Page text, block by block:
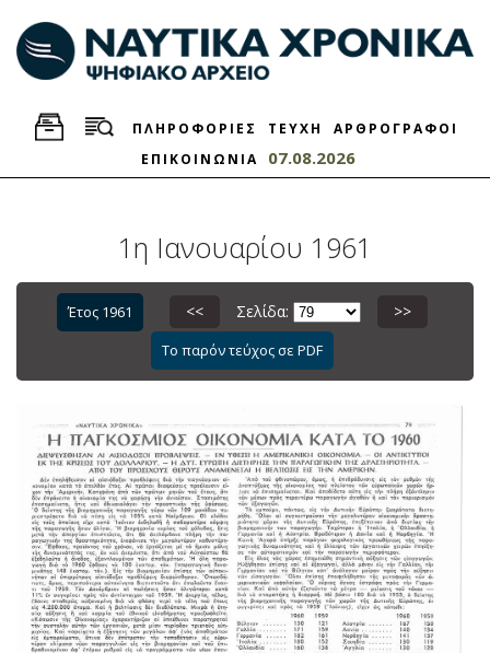
ΠΛΗΡΟΦΟΡΙΕΣ ΤΕΥΧΗ
ΑΡΘΡΟΓΡΑΦΟΙ
ΕΠΙΚΟΙΝΩΝΙΑ
07.08.2026
1η Ιανουαρίου 1961
Έτος 1961 << Σελίδα: >>
Το παρόν τεύχος σε PDF